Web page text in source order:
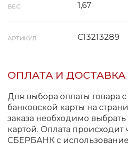
ВЕС 1,67
АРТИКУЛ С13213289
ОПЛАТА И ДОСТАВКА
Для выбора оплаты товара
банковской карты на
заказа необходимо
картой. Оплата
СБЕРБАНК с